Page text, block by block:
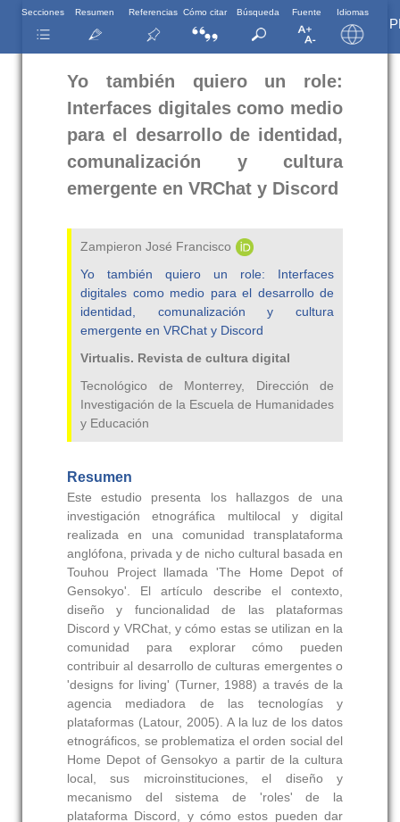
Secciones Resumen Referencias Cómo citar Búsqueda Fuente Idiomas
Yo también quiero un role:
Interfaces digitales como medio
para el desarrollo de identidad,
comunalización y cultura
emergente en VRChat y Discord
Zampieron José Francisco
Yo también quiero un role: Interfaces
digitales como medio para el desarrollo de
identidad, comunalización y cultura
emergente en VRChat y Discord
Virtualis. Revista de cultura digital
Tecnológico de Monterrey, Dirección de
Investigación de la Escuela de Humanidades
y Educación
Resumen
Este estudio presenta los hallazgos de una
investigación etnográfica multilocal y digital
realizada en una comunidad transplataforma
anglófona, privada y de nicho cultural basada en
Touhou Project llamada 'The Home Depot of
Gensokyo'. El artículo describe el contexto,
diseño y funcionalidad de las plataformas
Discord y VRChat, y cómo estas se utilizan en la
comunidad para explorar cómo pueden
contribuir al desarrollo de culturas emergentes o
'designs for living' (Turner, 1988) a través de la
agencia mediadora de las tecnologías y
plataformas (Latour, 2005). A la luz de los datos
etnográficos, se problematiza el orden social del
Home Depot of Gensokyo a partir de la cultura
local, sus microinstituciones, el diseño y
mecanismo del sistema de 'roles' de la
plataforma Discord, y cómo estos pueden dar